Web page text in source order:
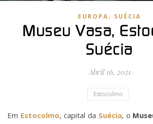
EUROPA, SUÉCIA
Museu Vasa,
Suécia
Abril 16, 2021
Estocolmo
Em Estocolmo, capital da Suécia, o